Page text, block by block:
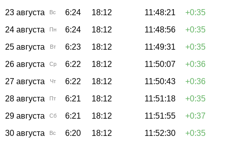
23 августа
Вс 6:24 18:12 11:48:21
+0:35
24 августа
Пн 6:24 18:12 11:48:56
+0:35
25 августа
Вт 6:23 18:12 11:49:31
+0:35
26 августа
Ср 6:22 18:12 11:50:07
+0:36
27 августа
Чт 6:22 18:12 11:50:43
+0:36
28 августа
Пт 6:21 18:12 11:51:18
+0:35
29 августа
Сб 6:21 18:12 11:51:55
+0:37
30 августа
Вс 6:20 18:12 11:52:30 +0:35